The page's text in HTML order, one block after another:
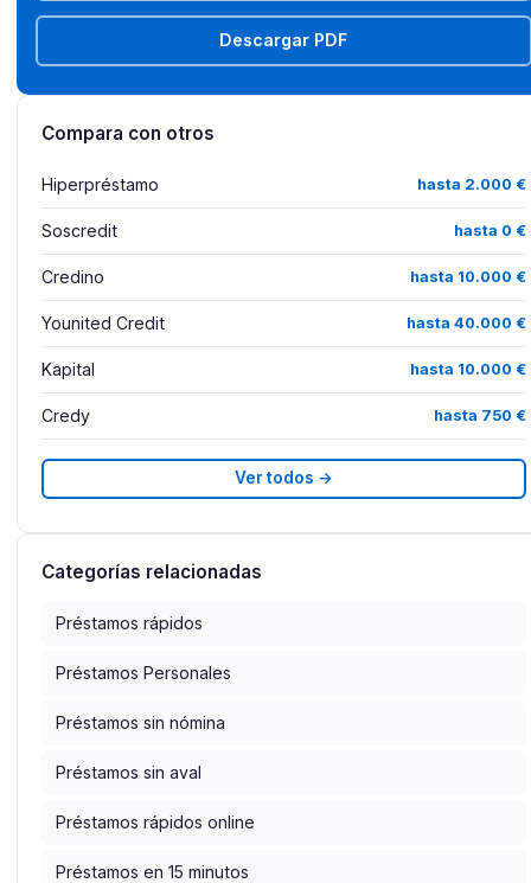
Descargar PDF
Compara con otros
Hiperpréstamo hasta 2.000 €
Soscredit hasta 0 €
Credino hasta 10.000 €
Younited Credit hasta 40.000 €
Kapital hasta 10.000 €
Credy hasta 750 €
Ver todos →
Categorías relacionadas
Préstamos rápidos
Préstamos Personales
Préstamos sin nómina
Préstamos sin aval
Préstamos rápidos online
Préstamos en 15 minutos